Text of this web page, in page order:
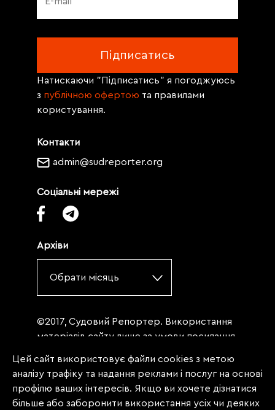
Контакти
admin@sudreporter.org
Соціальні мережі
Архіви
Обрати місяць
Натискаючи "Підписатись" я погоджуюсь
з публічною офертою та правилами
користування.
©2017, Судовий Репортер. Використання
матеріалів сайту лише за умови посилання
«Судовий репортер» не нижче третього
абзацу. Матеріали, щодо яких міститься
заборона на повну републікацію
Цей сайт використовує файли cookies з метою
аналізу трафіку та надання реклами і послуг на основі
профілю ваших інтересів. Якщо ви хочете дізнатися
більше або заборонити використання усіх чи деяких